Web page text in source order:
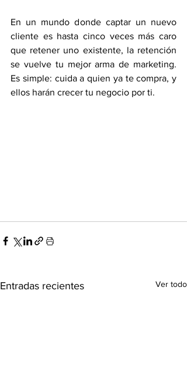
En un mundo donde captar un nuevo
cliente es hasta cinco veces más caro
que retener uno existente, la retención
se vuelve tu mejor arma de marketing.
Es simple: cuida a quien ya te compra, y
ellos harán crecer tu negocio por ti.
Entradas recientes Ver todo